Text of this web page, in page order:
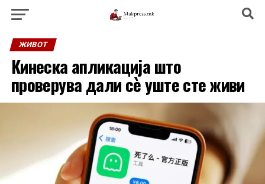
ЖИВОТ
Кинеска апликација што
проверува дали сè уште сте живи